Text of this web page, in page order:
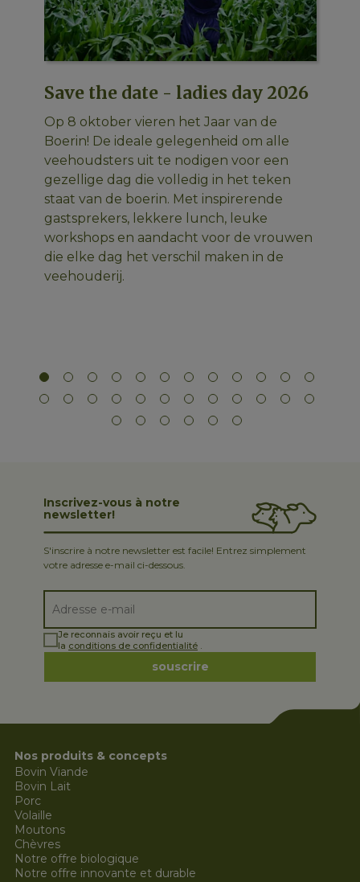
Save the date - ladies day 2026
Op 8 oktober vieren het Jaar van de
Boerin! De ideale gelegenheid om alle
veehoudsters uit te nodigen voor een
gezellige dag die volledig in het teken
staat van de boerin. Met inspirerende
gastsprekers, lekkere lunch, leuke
workshops en aandacht voor de vrouwen
die elke dag het verschil maken in de
veehouderij.
Inscrivez-vous à notre
newsletter!
S'inscrire à notre newsletter est facile! Entrez simplement
votre adresse e-mail ci-dessous.
Je reconnais avoir reçu et lu
la conditions de confidentialité .
souscrire
Nos produits & concepts
Bovin Viande
Bovin Lait
Porc
Volaille
Moutons
Chèvres
Notre offre biologique
Notre offre innovante et durable